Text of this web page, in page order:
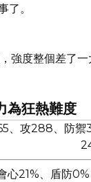
了。
強度整個差了一
為狂熱難度
、攻288、防禦
心21%、盾防